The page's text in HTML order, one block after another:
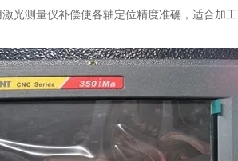
光测量仪补偿使各轴定位精度准确，适合加